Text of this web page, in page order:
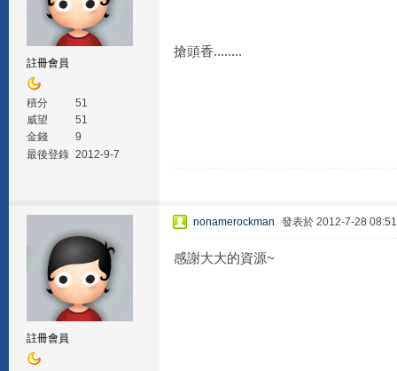
註冊會員
積分
51
威望
51
金錢
9
最後登錄 2012-9-7
搶頭香........
註冊會員
nonamerockman 發表於 2012-7-28 08:51
感謝大大的資源~